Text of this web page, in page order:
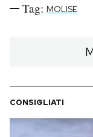
Tag: MOLISE
CONSIGLIATI